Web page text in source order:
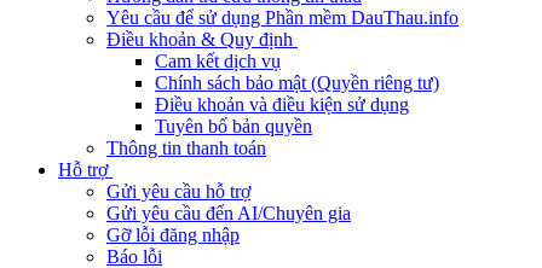
Yêu cầu để sử dụng Phần mềm DauThau.info
Điều khoản & Quy định
Cam kết dịch vụ
Chính sách bảo mật (Quyền riêng tư)
Điều khoản và điều kiện sử dụng
Tuyên bố bản quyền
Thông tin thanh toán
Hỗ trợ
Gửi yêu cầu hỗ trợ
Gửi yêu cầu đến AI/Chuyên gia
Gỡ lỗi đăng nhập
Báo lỗi